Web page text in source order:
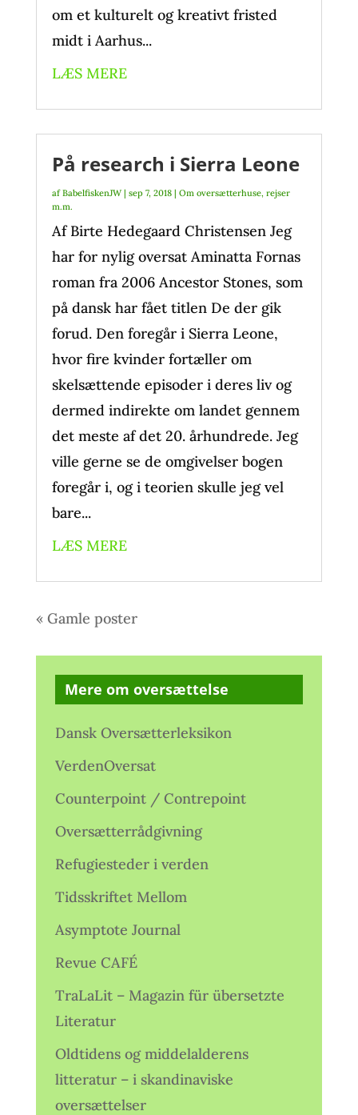
om et kulturelt og kreativt fristed
midt i Aarhus...
LÆS MERE
På research i Sierra Leone
afBabelfiskenJW| sep 7, 2018| Om oversætterhuse, rejser
m.m.
Af Birte Hedegaard Christensen Jeg
har for nylig oversat Aminatta Fornas
roman fra 2006 Ancestor Stones, som
på dansk har fået titlen De der gik
forud. Den foregår i Sierra Leone,
hvor fire kvinder fortæller om
skelsættende episoder i deres liv og
dermed indirekte om landet gennem
det meste af det 20. århundrede. Jeg
ville gerne se de omgivelser bogen
foregår i, og i teorien skulle jeg vel
bare...
LÆS MERE
« Gamle poster
Mere om oversættelse
Dansk Oversætterleksikon
VerdenOversat
Counterpoint / Contrepoint
Oversætterrådgivning
Refugiesteder i verden
Tidsskriftet Mellom
Asymptote Journal
Revue CAFÉ
TraLaLit – Magazin für übersetzte
Literatur
Oldtidens og middelalderens
litteratur – i skandinaviske
oversættelser